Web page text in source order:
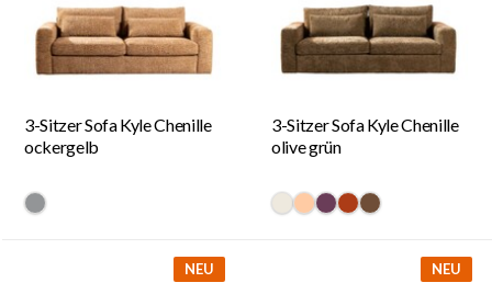
3-Sitzer Sofa Kyle Chenille
ockergelb
#939597
3-Sitzer Sofa Kyle Chenille
olive grün
#eee9de
#ffcba4
#6a3d58
#ac3c17
#6f4e37
NEU NEU